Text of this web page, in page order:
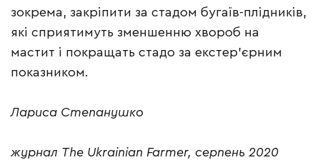
зокрема, закріпити за стадом бугаїв-плідників,
які сприятимуть зменшенню хвороб на
мастит і покращать стадо за екстер’єрним
показником.
Лариса Степанушко
журнал The Ukrainian Farmer, серпень 2020